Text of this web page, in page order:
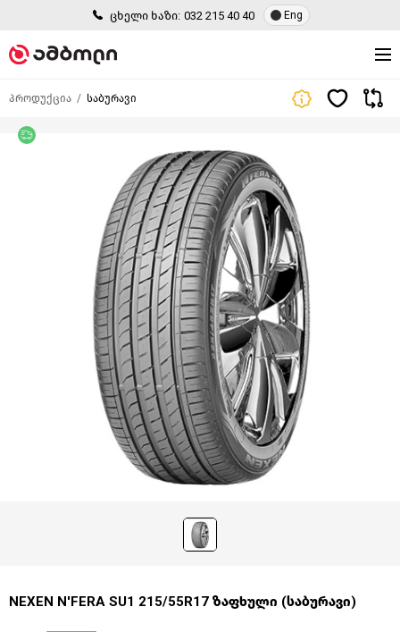
ცხელი ხაზი: 032 215 40 40 Eng
პროდუქცია საბურავი
NEXEN N'FERA SU1 215/55R17 ზაფხული (საბურავი)